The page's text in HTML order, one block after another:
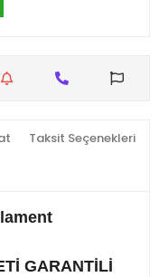
Taksit Seçenekleri
GARANTİLİ